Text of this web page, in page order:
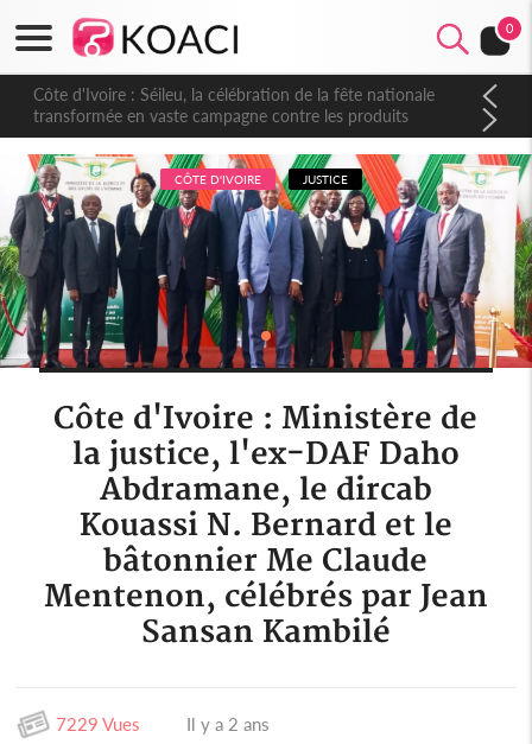
0
Côte d'Ivoire : Séileu, la célébration de la fête nationale
transformée en vaste campagne contre les produits
dépigmentants dangereux
CÔTE D'IVOIRE JUSTICE
Côte d'Ivoire : Ministère de
la justice, l'ex-DAF Daho
Abdramane, le dircab
Kouassi N. Bernard et le
bâtonnier Me Claude
Mentenon, célébrés par Jean
Sansan Kambilé
7229 Vues Il y a 2 ans